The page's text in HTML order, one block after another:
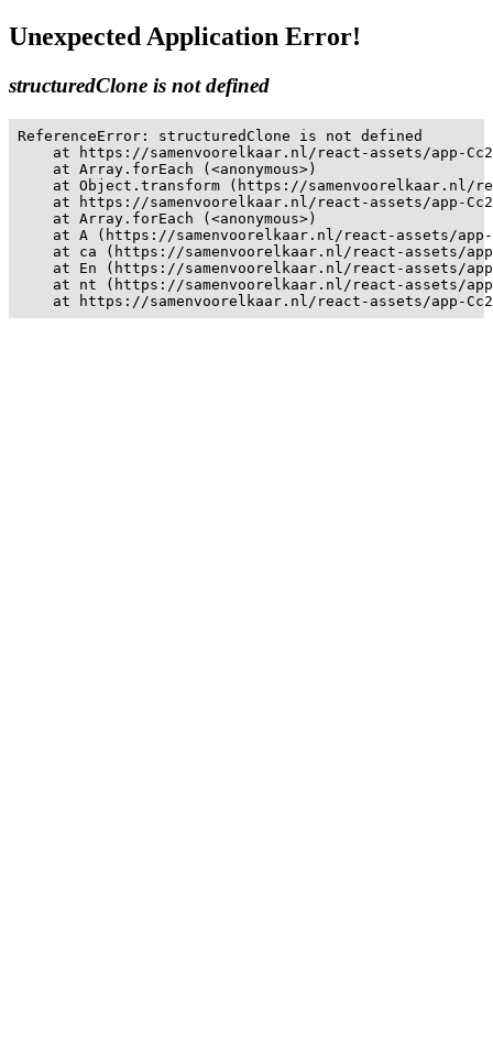
Unexpected Application Error!
structuredClone is not defined
ReferenceError: structuredClone is not defined
at https://samenvoorelkaar.nl/react-assets/app-
    at Array.forEach (<anonymous>)
at Object.transform (https://samenvoorelkaar.nl/
at https://samenvoorelkaar.nl/react-assets/app-
    at Array.forEach (<anonymous>)
at A (https://samenvoorelkaar.nl/react-assets/
at ca (https://samenvoorelkaar.nl/react-assets/
at En (https://samenvoorelkaar.nl/react-assets/
at nt (https://samenvoorelkaar.nl/react-assets/
at https://samenvoorelkaar.nl/react-assets/app-